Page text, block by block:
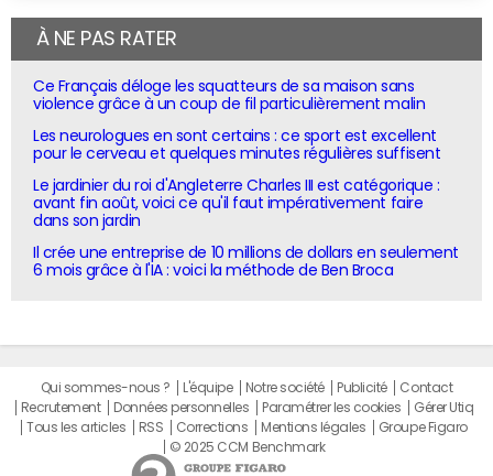
À NE PAS RATER
Ce Français déloge les squatteurs de sa maison sans
violence grâce à un coup de fil particulièrement malin
Les neurologues en sont certains : ce sport est excellent
pour le cerveau et quelques minutes régulières suffisent
Le jardinier du roi d'Angleterre Charles III est catégorique :
avant fin août, voici ce qu'il faut impérativement faire
dans son jardin
Il crée une entreprise de 10 millions de dollars en seulement
6 mois grâce à l'IA : voici la méthode de Ben Broca
Qui sommes-nous ? L'équipe Notre société Publicité
Contact
Recrutement
Données personnelles Paramétrer les cookies
Gérer Utiq
Tous les articles
RSS Corrections Mentions légales
Groupe Figaro
© 2025 CCM Benchmark